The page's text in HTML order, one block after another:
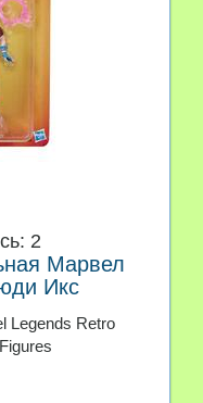
2
Марвел
Икс
Legends Retro